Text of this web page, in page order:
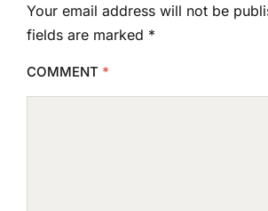
Your email address will not be
fields are marked *
COMMENT *